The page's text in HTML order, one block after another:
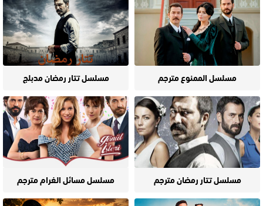
مسلسل الممنوع مترجم مسلسل تتار رمضان مدبلج
مسلسل تتار رمضان مترجم مسلسل مسائل الغرام مترجم